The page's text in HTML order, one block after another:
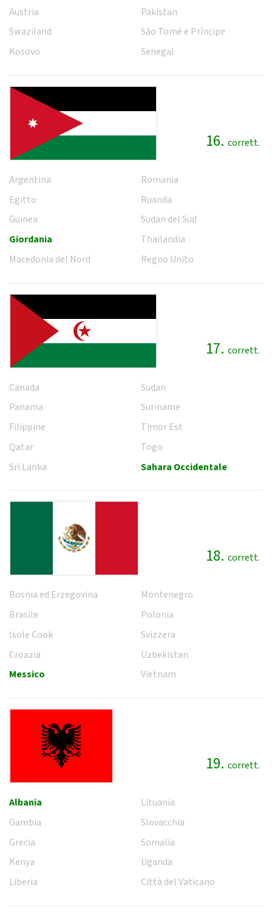
Austria
Swaziland
Kosovo
Pakistan
São Tomé e Príncipe
Senegal
16. corrett.
Argentina
Egitto
Guinea
Giordania
Macedonia del Nord
Romania
Ruanda
Sudan del Sud
Thailandia
Regno Unito
17. corrett.
Canada
Panama
Filippine
Qatar
Sri Lanka
Sudan
Suriname
Timor Est
Togo
Sahara Occidentale
18. corrett.
Bosnia ed Erzegovina
Brasile
Isole Cook
Croazia
Messico
Montenegro
Polonia
Svizzera
Uzbekistan
Vietnam
19. corrett.
Albania
Gambia
Grecia
Kenya
Liberia
Lituania
Slovacchia
Somalia
Uganda
Città del Vaticano